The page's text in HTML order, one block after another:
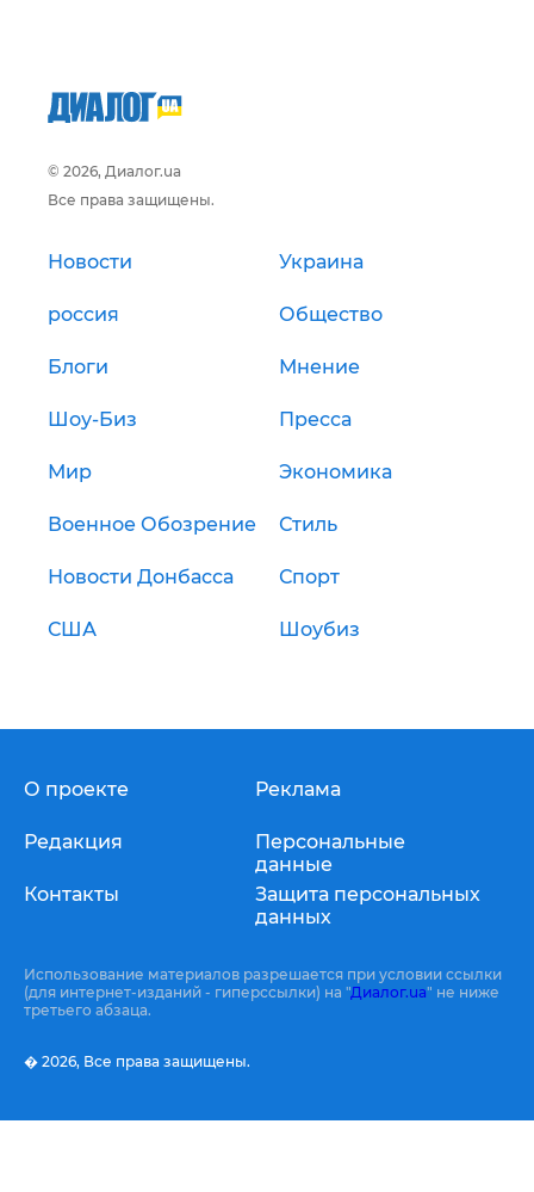
© 2026, Диалог.ua
Все права защищены.
Новости Украина
россия Общество
Блоги Мнение
Шоу-Биз Пресса
Мир Экономика
Военное Обозрение Стиль
Новости Донбасса Спорт
США Шоубиз
О проекте
Редакция
Контакты
Реклама
Персональные
данные
Защита персональных
данных
Использование материалов разрешается при условии ссылки
(для интернет-изданий - гиперссылки) на "Диалог.ua" не ниже
третьего абзаца.
� 2026, Все права защищены.